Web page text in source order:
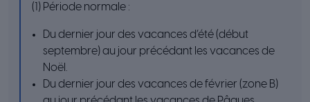
(1) Période normale :
Du dernier jour des vacances d’été (début
septembre) au jour précédant les vacances de
Noël.
Du dernier jour des vacances de février (zone B)